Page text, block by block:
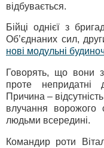
відбувається.
Бійці однієї з
Об’єднаних сил,
нові модульні
Говорять, що вони
проте непридатні
Причина –
влучання ворожого
людьми всередині.
Командир роти